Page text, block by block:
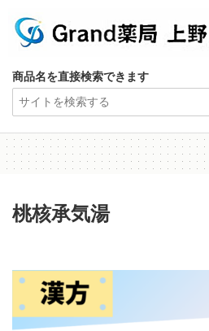
商品名を直接検索できます
桃核承気湯